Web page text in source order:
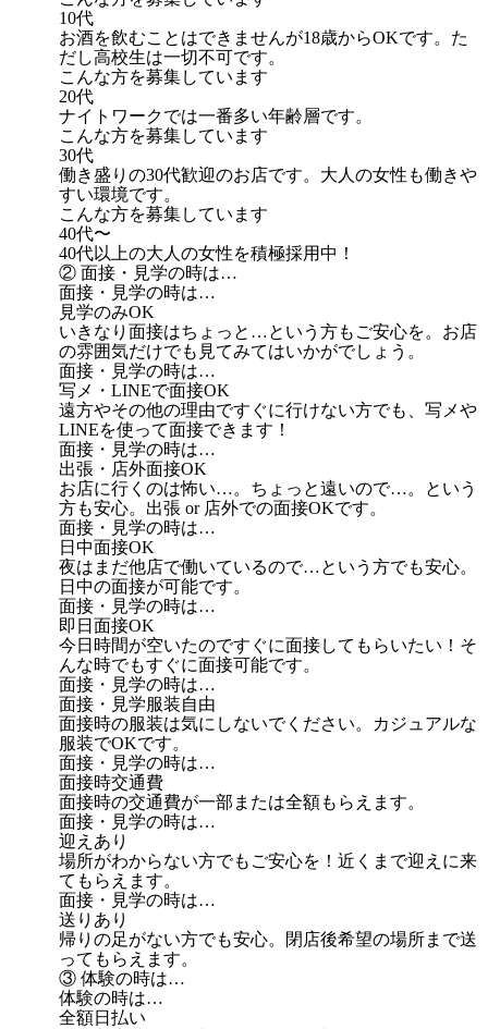
10代
お酒を飲むことはできませんが18歳からOKです。た
だし高校生は一切不可です。
こんな方を募集しています
20代
ナイトワークでは一番多い年齢層です。
こんな方を募集しています
30代
働き盛りの30代歓迎のお店です。大人の女性も働きや
すい環境です。
こんな方を募集しています
40代〜
40代以上の大人の女性を積極採用中！
② 面接・見学の時は…
面接・見学の時は…
見学のみOK
いきなり面接はちょっと…という方もご安心を。お店
の雰囲気だけでも見てみてはいかがでしょう。
面接・見学の時は…
写メ・LINEで面接OK
遠方やその他の理由ですぐに行けない方でも、写メや
LINEを使って面接できます！
面接・見学の時は…
出張・店外面接OK
お店に行くのは怖い…。ちょっと遠いので…。という
方も安心。出張 or 店外での面接OKです。
面接・見学の時は…
日中面接OK
夜はまだ他店で働いているので…という方でも安心。
日中の面接が可能です。
面接・見学の時は…
即日面接OK
今日時間が空いたのですぐに面接してもらいたい！そ
んな時でもすぐに面接可能です。
面接・見学の時は…
面接・見学服装自由
面接時の服装は気にしないでください。カジュアルな
服装でOKです。
面接・見学の時は…
面接時交通費
面接時の交通費が一部または全額もらえます。
面接・見学の時は…
迎えあり
場所がわからない方でもご安心を！近くまで迎えに来
てもらえます。
面接・見学の時は…
送りあり
帰りの足がない方でも安心。閉店後希望の場所まで送
ってもらえます。
③ 体験の時は…
体験の時は…
全額日払い